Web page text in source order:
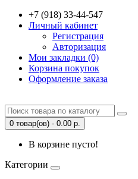
+7 (918) 33-44-547
Личный кабинет
Регистрация
Авторизация
Мои закладки (0)
Корзина покупок
Оформление заказа
0 товар(ов) - 0.00 р.
В корзине пусто!
Категории